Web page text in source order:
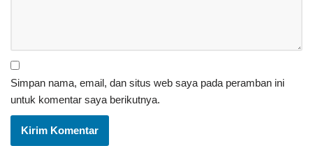
Simpan nama, email, dan situs web saya pada peramban ini
untuk komentar saya berikutnya.